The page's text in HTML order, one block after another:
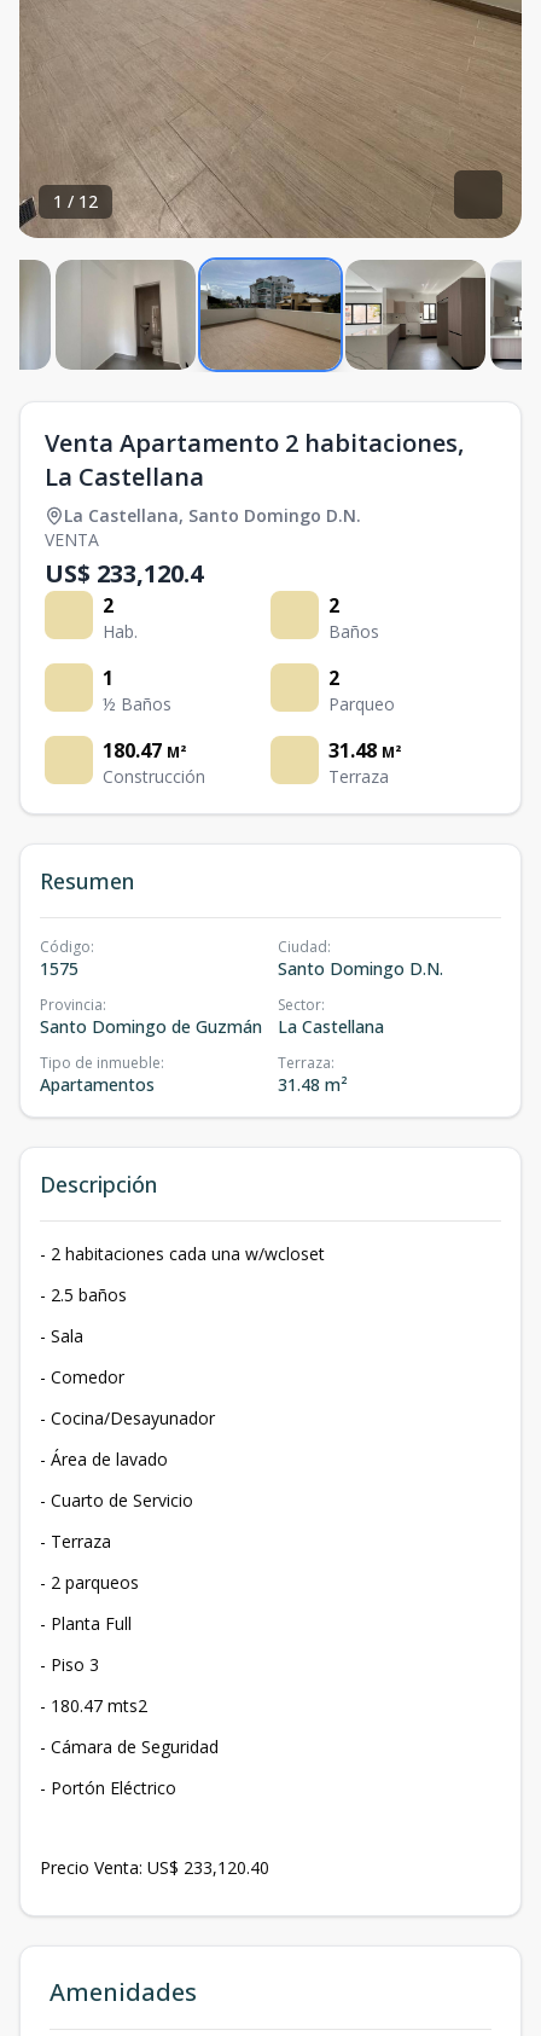
1 / 12
Venta Apartamento 2 habitaciones,
La Castellana
La Castellana, Santo Domingo D.N.
VENTA
US$ 233,120.4
2
Hab.
2
Baños
1
½ Baños
2
Parqueo
180.47 M²
Construcción
31.48 M²
Terraza
Resumen
Código:
1575
Ciudad:
Santo Domingo D.N.
Provincia:
Santo Domingo de Guzmán
Sector:
La Castellana
Tipo de inmueble:
Apartamentos
Terraza:
31.48 m²
Descripción
- 2 habitaciones cada una w/wcloset
- 2.5 baños
- Sala
- ⁠Comedor
- Cocina/Desayunador
- Área de lavado
- ⁠Cuarto de Servicio
- ⁠Terraza
- 2 parqueos
- Planta Full
- ⁠Piso 3
- ⁠180.47 mts2
- ⁠Cámara de Seguridad
- ⁠Portón Eléctrico
Precio Venta: US$ 233,120.40
Amenidades